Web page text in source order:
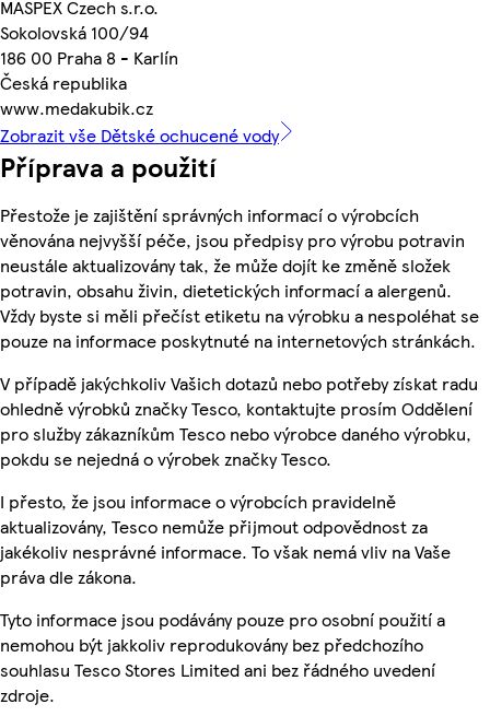
MASPEX Czech s.r.o.
Sokolovská 100/94
186 00 Praha 8 - Karlín
Česká republika
www.medakubik.cz
Zobrazit vše Dětské ochucené vody
Příprava a použití
Přestože je zajištění správných informací o výrobcích
věnována nejvyšší péče, jsou předpisy pro výrobu potravin
neustále aktualizovány tak, že může dojít ke změně složek
potravin, obsahu živin, dietetických informací a alergenů.
Vždy byste si měli přečíst etiketu na výrobku a nespoléhat se
pouze na informace poskytnuté na internetových stránkách.
V případě jakýchkoliv Vašich dotazů nebo potřeby získat radu
ohledně výrobků značky Tesco, kontaktujte prosím Oddělení
pro služby zákazníkům Tesco nebo výrobce daného výrobku,
pokdu se nejedná o výrobek značky Tesco.
I přesto, že jsou informace o výrobcích pravidelně
aktualizovány, Tesco nemůže přijmout odpovědnost za
jakékoliv nesprávné informace. To však nemá vliv na Vaše
práva dle zákona.
Tyto informace jsou podávány pouze pro osobní použití a
nemohou být jakkoliv reprodukovány bez předchozího
souhlasu Tesco Stores Limited ani bez řádného uvedení
zdroje.